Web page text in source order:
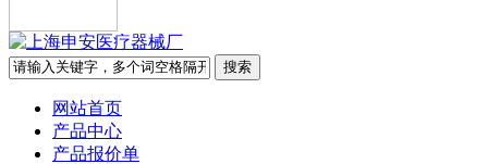
网站首页
产品中心
产品报价单